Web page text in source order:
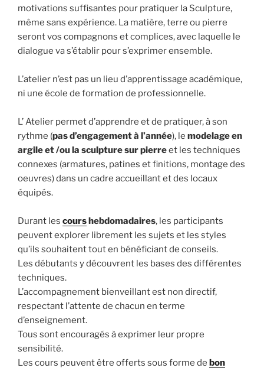
motivations suffisantes pour pratiquer la Sculpture,
même sans expérience. La matière, terre ou pierre
seront vos compagnons et complices, avec laquelle le
dialogue va s’établir pour s’exprimer ensemble.
L’atelier n’est pas un lieu d’apprentissage académique,
ni une école de formation de professionnelle.
L’ Atelier permet d’apprendre et de pratiquer, à son
rythme (pas d’engagement à l’année), le modelage en
argile et /ou la sculpture sur pierreet les techniques
connexes (armatures, patines et finitions, montage des
oeuvres) dans un cadre accueillant et des locaux
équipés.
Durant les courshebdomadaires, les participants
peuvent explorer librement les sujets et les styles
qu’ils souhaitent tout en bénéficiant de conseils.
Les débutants y découvrent les bases des différentes
techniques.
L’accompagnement bienveillant est non directif,
respectant l’attente de chacun en terme
d’enseignement.
Tous sont encouragés à exprimer leur propre
sensibilité.
Les cours peuvent être offerts sous forme de bon